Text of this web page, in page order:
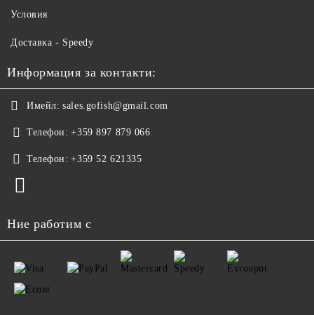
Условия
Доставка - Speedy
Информация за контакти:
Имейл: sales.gofish@gmail.com
Телефон: +359 897 879 066
Телефон: +359 52 621335
Ние работим с